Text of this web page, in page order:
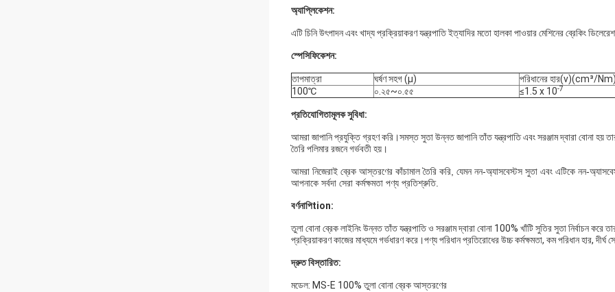
অ্যাপ্লিকেশন:
এটি চিনি উৎপাদন এবং খাদ্য প্রক্রিয়াকরণ যন্ত্রপাতি ইত্যাদির মতো হালকা পাওয়ার মেশিনের ব্রেকিং
স্পেসিফিকেশন:
তাপমাত্রা ঘর্ষণ সহগ (μ)
পরিধানের হার(v)(cm³/Nm)
100℃
০.২৫~০.৫৫ ≤1.5 x 10-7
প্রতিযোগিতামূলক সুবিধা:
আমরা জাপানি প্রযুক্তি গ্রহণ করি।সমস্ত সুতা উন্নত জাপানি তাঁত যন্ত্রপাতি এবং সরঞ্জাম দ্বারা বোনা হয়
তৈরি পলিমার রজনে গর্ভবতী হয়।
আমরা নিজেরাই ব্রেক আস্তরণের কাঁচামাল তৈরি করি, যেমন নন-অ্যাসবেস্টস সুতা এবং এটিকে নন-
আপনাকে সর্বদা সেরা কর্মক্ষমতা পণ্য প্রতিশ্রুতি.
বর্ণনাপিtion:
তুলা বোনা ব্রেক লাইনিং উন্নত তাঁত যন্ত্রপাতি ও সরঞ্জাম দ্বারা বোনা 100% খাঁটি সুতির সুতা নির্বাচন করে
প্রক্রিয়াকরণ কাজের মাধ্যমে গর্ভধারণ করে।পণ্য পরিধান প্রতিরোধের উচ্চ কর্মক্ষমতা, কম পরিধান হার,
দ্রুত বিস্তারিত:
মডেল: MS-E 100% তুলা বোনা ব্রেক আস্তরণের